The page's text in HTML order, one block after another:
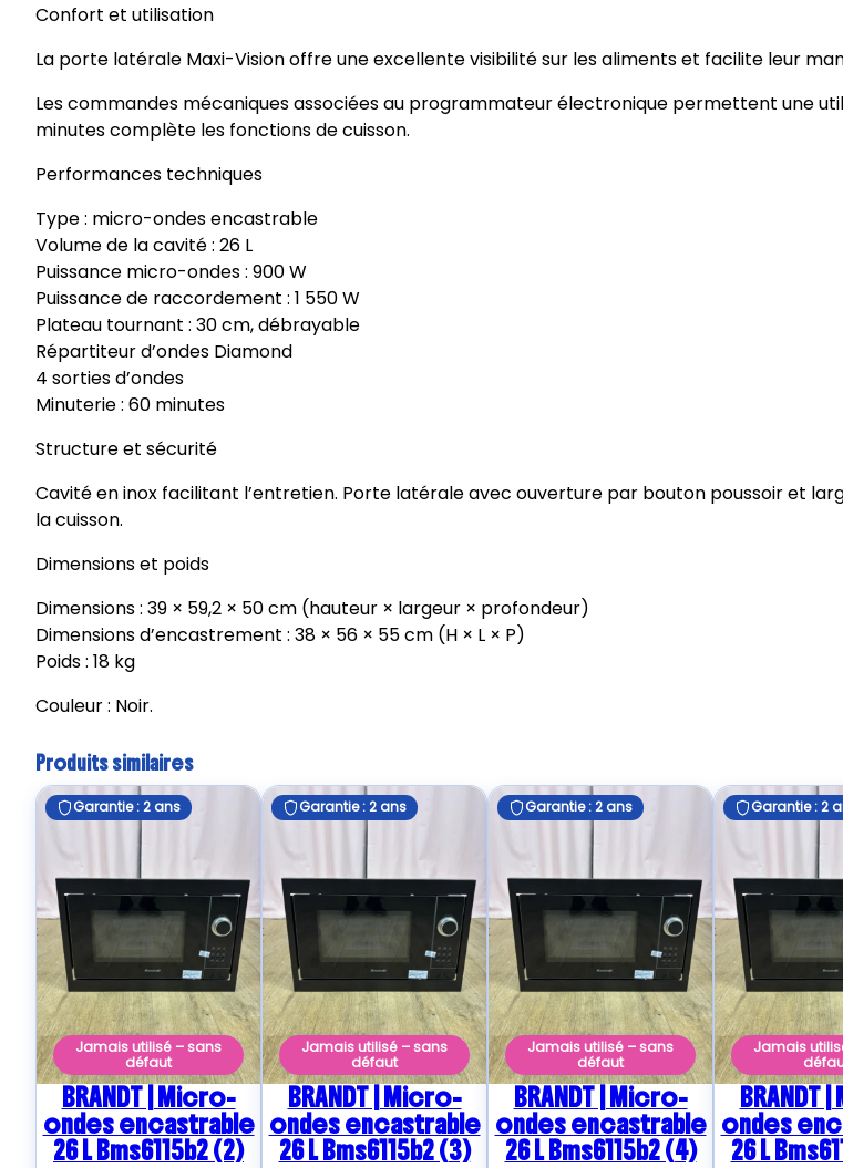
Confort et utilisation
La porte latérale Maxi-Vision offre une excellente visibilité sur les aliments et facilite leur
Les commandes mécaniques associées au programmateur électronique permettent une
minutes complète les fonctions de cuisson.
Performances techniques
Type : micro-ondes encastrable
Volume de la cavité : 26 L
Puissance micro-ondes : 900 W
Puissance de raccordement : 1 550 W
Plateau tournant : 30 cm, débrayable
Répartiteur d’ondes Diamond
4 sorties d’ondes
Minuterie : 60 minutes
Structure et sécurité
Cavité en inox facilitant l’entretien. Porte latérale avec ouverture par bouton poussoir et
la cuisson.
Dimensions et poids
Dimensions : 39 × 59,2 × 50 cm (hauteur × largeur × profondeur)
Dimensions d’encastrement : 38 × 56 × 55 cm (H × L × P)
Poids : 18 kg
Couleur : Noir.
Produits similaires
Garantie : 2 ans
Jamais utilisé – sans
défaut
BRANDT | Micro-
ondes encastrable
26 L Bms6115b2 (2)
Garantie : 2 ans
Jamais utilisé – sans
défaut
BRANDT | Micro-
ondes encastrable
26 L Bms6115b2 (3)
Garantie : 2 ans
Jamais utilisé – sans
défaut
BRANDT | Micro-
ondes encastrable
26 L Bms6115b2 (4)
Garantie : 2
Jamais
BRANDT
ondes
26 L